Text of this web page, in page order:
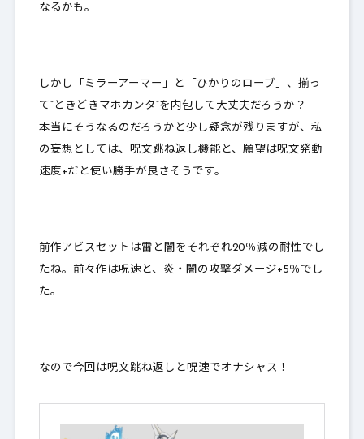
なるかも。
しかし「ミラーアーマー」と「ひかりのローブ」、揃っ
て”ときどきマホカンタ”を内包して大丈夫だろうか？
本当にそうなるのだろうかと少し疑念が残りますが、私
の妄想としては、 呪文跳ね返し機能と、願望は呪文発動
速度+だと使い勝手が良さそうです。
前作アビスセットは雷と闇をそれぞれ20％減の耐性でし
たね。前々作は呪速と、炎・闇の攻撃ダメージ+5％でし
た。
なので今回は呪文跳ね返しと呪速でオナシャス！